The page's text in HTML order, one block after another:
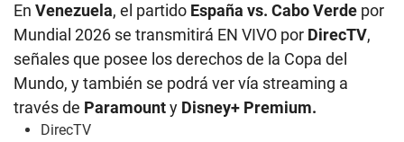
En Venezuela, el partido España vs. Cabo Verde por
Mundial 2026 se transmitirá EN VIVO por DirecTV,
señales que posee los derechos de la Copa del
Mundo, y también se podrá ver vía streaming a
través de Paramounty Disney+ Premium.
DirecTV